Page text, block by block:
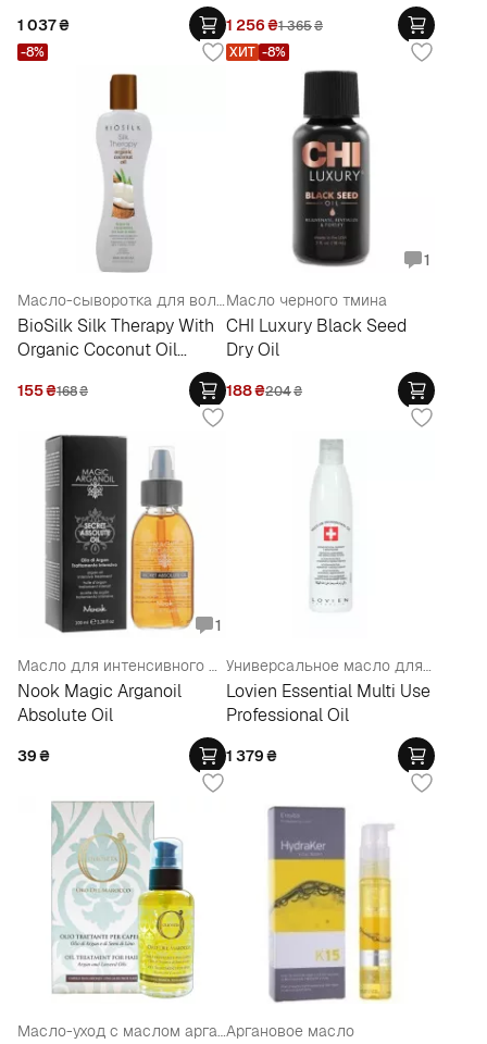
1 037₴ 1 256₴1 365₴
Масло-сыворотка для волос
BioSilk Silk Therapy With
Organic Coconut Oil
155₴168₴
-8%
1
Масло черного тмина
CHI Luxury Black Seed
Dry Oil
188₴204₴
ХИТ -8%
1
Масло для интенсивного лечения
Nook Magic Arganoil
Absolute Oil
39₴
Универсальное масло для волос
Lovien Essential Multi Use
Professional Oil
1 379₴
Масло-уход с маслом арганы и маслом семян льнаАргановое масло